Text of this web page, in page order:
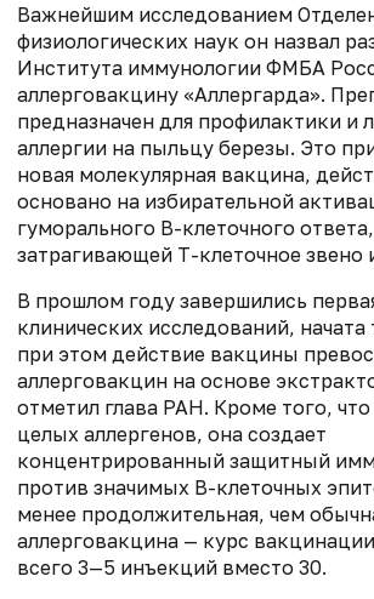
Важнейшим исследованием
физиологических наук он назвал
Института иммунологии ФМБА
аллерговакцину «Аллергарда».
предназначен для профилактики и
аллергии на пыльцу березы. Это
новая молекулярная вакцина,
основано на избирательной
гуморального В-клеточного
затрагивающей Т-клеточное звено
В прошлом году завершились
клинических исследований, начата
при этом действие вакцины
аллерговакцин на основе
отметил глава РАН. Кроме того,
целых аллергенов, она создает
концентрированный защитный
против значимых В-клеточных
менее продолжительная, чем
аллерговакцина — курс
всего 3—5 инъекций вместо 30.